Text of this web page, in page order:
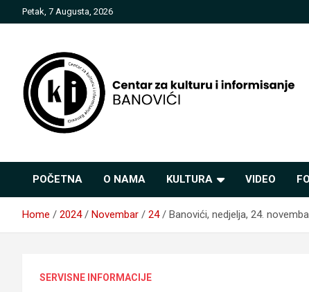
to
Petak, 7 Augusta, 2026
informisanje Banovići
POČETNA O NAMA KULTURA VIDEO
Home 2024 Novembar 24 Banovići, nedjelja, 24.
SERVISNE INFORMACIJE